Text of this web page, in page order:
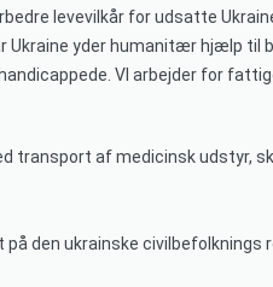
levevilkår for udsatte
Ukraine yder humanitær hjælp til
VI arbejder for
transport af medicinsk udstyr,
den ukrainske